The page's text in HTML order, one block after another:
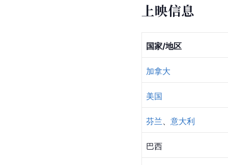
上映信息
国家/地区
加拿大
美国
芬兰 意大利
巴西